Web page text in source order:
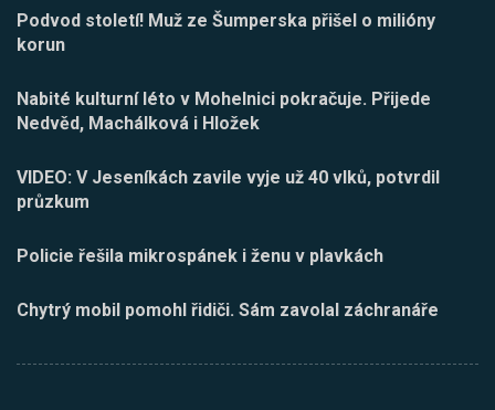
Podvod století! Muž ze Šumperska přišel o milióny
korun
Nabité kulturní léto v Mohelnici pokračuje. Přijede
Nedvěd, Machálková i Hložek
VIDEO: V Jeseníkách zavile vyje už 40 vlků, potvrdil
průzkum
Policie řešila mikrospánek i ženu v plavkách
Chytrý mobil pomohl řidiči. Sám zavolal záchranáře